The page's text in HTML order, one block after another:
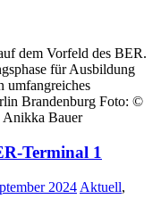
dem Vorfeld des BER.
für Ausbildung
umfangreiches
Brandenburg Foto: ©
Anikka Bauer
Terminal 1
2024 Aktuell,